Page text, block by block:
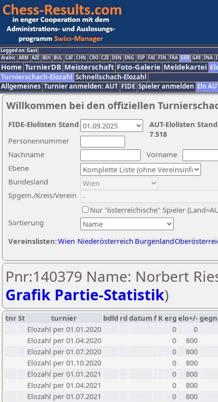
Logged on: Gast
Arabic ARM AZE BIH BUL CAT CHN CRO CZE DEN ENG ESP FAI FIN FRA GER GRE INA
Home TurnierDB Meisterschaft Foto-Galerie Meldekartei
Turnierschach-Elozahl Schnellschach-Elozahl
Allgemeines Turnier anmelden: AUT FIDE Spieler anmelden Elo
Willkommen bei den offiziellen
Nachname
Vorname
Ebene
Sortierung
Personennummer
Bundesland
Spgem./Kreis/Verein
Nur "österreichische" Spieler
Vereinslisten:Wien Niederösterreich Burgenland
AUT-Elolisten
7.518
FIDE-Elolisten Stand
Pnr:140379 Name: Norbert
Grafik Partie-Statistik)
tnrSt turnier bdld rd datumf Kerg elo+/-
Elozahl per 01.01.2020
0
0
Elozahl per 01.04.2020
0
800
Elozahl per 01.07.2020
0
800
Elozahl per 01.10.2020
0
800
Elozahl per 01.01.2021
0
800
Elozahl per 01.04.2021
0
800
Elozahl per 01.07.2021
0
800